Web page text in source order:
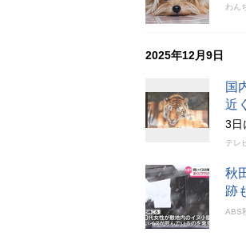
わん
2025年12月9日
国
近く
3日
テレ
秋
跡
ABS